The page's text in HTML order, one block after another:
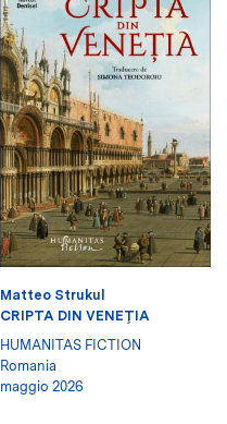
Matteo Strukul
CRIPTA DIN VENEŢIA
HUMANITAS FICTION
Romania
maggio 2026